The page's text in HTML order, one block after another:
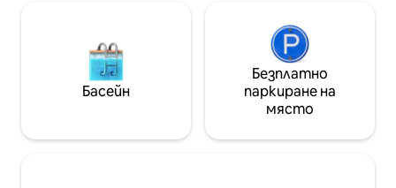
Басейн
Безплатно
паркиране на
място